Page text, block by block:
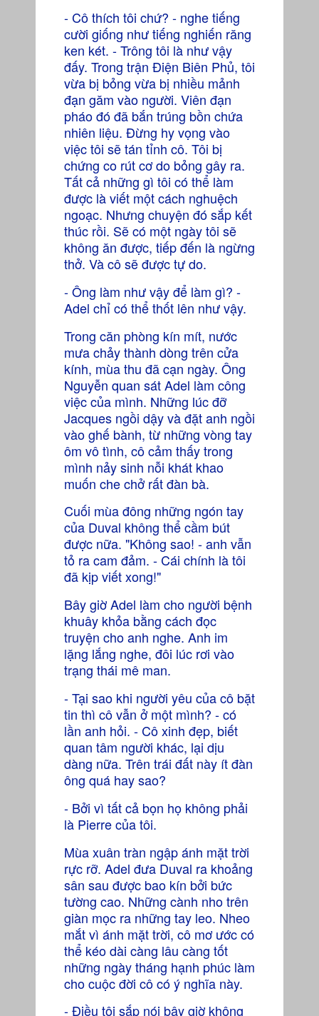
- Cô thích tôi chứ? - nghe tiếng
cười giống như tiếng nghiến răng
ken két. - Trông tôi là như vậy
đấy. Trong trận Điện Biên Phủ, tôi
vừa bị bỏng vừa bị nhiều mảnh
đạn găm vào người. Viên đạn
pháo đó đã bắn trúng bồn chứa
nhiên liệu. Đừng hy vọng vào
việc tôi sẽ tán tỉnh cô. Tôi bị
chứng co rút cơ do bỏng gây ra.
Tất cả những gì tôi có thể làm
được là viết một cách nghuệch
ngoạc. Nhưng chuyện đó sắp kết
thúc rồi. Sẽ có một ngày tôi sẽ
không ăn được, tiếp đến là ngừng
thở. Và cô sẽ được tự do.
- Ông làm như vậy để làm gì? -
Adel chỉ có thể thốt lên như vậy.
Trong căn phòng kín mít, nước
mưa chảy thành dòng trên cửa
kính, mùa thu đã cạn ngày. Ông
Nguyễn quan sát Adel làm công
việc của mình. Những lúc đỡ
Jacques ngồi dậy và đặt anh ngồi
vào ghế bành, từ những vòng tay
ôm vô tình, cô cảm thấy trong
mình nảy sinh nỗi khát khao
muốn che chở rất đàn bà.
Cuối mùa đông những ngón tay
của Duval không thể cầm bút
được nữa. "Không sao! - anh vẫn
tỏ ra cam đảm. - Cái chính là tôi
đã kịp viết xong!"
Bây giờ Adel làm cho người bệnh
khuây khỏa bằng cách đọc
truyện cho anh nghe. Anh im
lặng lắng nghe, đôi lúc rơi vào
trạng thái mê man.
- Tại sao khi người yêu của cô bặt
tin thì cô vẫn ở một mình? - có
lần anh hỏi. - Cô xinh đẹp, biết
quan tâm người khác, lại dịu
dàng nữa. Trên trái đất này ít đàn
ông quá hay sao?
- Bởi vì tất cả bọn họ không phải
là Pierre của tôi.
Mùa xuân tràn ngập ánh mặt trời
rực rỡ. Adel đưa Duval ra khoảng
sân sau được bao kín bởi bức
tường cao. Những cành nho trên
giàn mọc ra những tay leo. Nheo
mắt vì ánh mặt trời, cô mơ ước có
thể kéo dài càng lâu càng tốt
những ngày tháng hạnh phúc làm
cho cuộc đời cô có ý nghĩa này.
- Điều tôi sắp nói bây giờ không